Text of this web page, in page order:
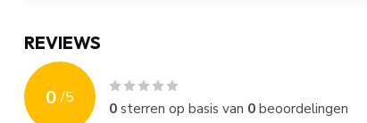
REVIEWS
0 /5
0sterren op basis van 0beoordelingen